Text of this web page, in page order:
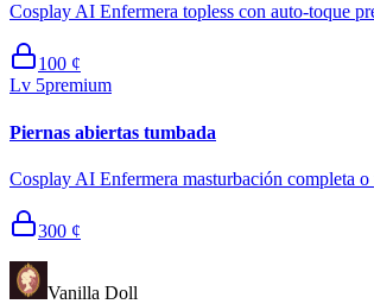
Cosplay AI Enfermera topless con auto-toque
100 ¢
Lv 5premium
Piernas abiertas tumbada
Cosplay AI Enfermera masturbación completa
300 ¢
Vanilla Doll